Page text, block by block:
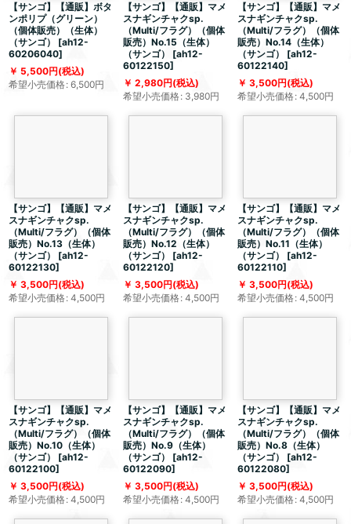
【サンゴ】【通販】ボタ
ンポリプ（グリーン）
（個体販売）（生体）
（サンゴ）
[ah12-
60206040]
5,500円(税込)
希望小売価格: 6,500円
【サンゴ】【通販】マメ
スナギンチャクsp.
（Multi/フラグ）（個体
販売）No.15（生体）
（サンゴ）
[ah12-
60122150]
2,980円(税込)
希望小売価格: 3,980円
【サンゴ】【通販】マメ
スナギンチャクsp.
（Multi/フラグ）（個体
販売）No.14（生体）
（サンゴ）
[ah12-
60122140]
3,500円(税込)
希望小売価格: 4,500円
【サンゴ】【通販】マメ
スナギンチャクsp.
（Multi/フラグ）（個体
販売）No.13（生体）
（サンゴ）
[ah12-
60122130]
3,500円(税込)
希望小売価格: 4,500円
【サンゴ】【通販】マメ
スナギンチャクsp.
（Multi/フラグ）（個体
販売）No.12（生体）
（サンゴ）
[ah12-
60122120]
3,500円(税込)
希望小売価格: 4,500円
【サンゴ】【通販】マメ
スナギンチャクsp.
（Multi/フラグ）（個体
販売）No.11（生体）
（サンゴ）
[ah12-
60122110]
3,500円(税込)
希望小売価格: 4,500円
【サンゴ】【通販】マメ
スナギンチャクsp.
（Multi/フラグ）（個体
販売）No.10（生体）
（サンゴ）
[ah12-
60122100]
3,500円(税込)
希望小売価格: 4,500円
【サンゴ】【通販】マメ
スナギンチャクsp.
（Multi/フラグ）（個体
販売）No.9（生体）
（サンゴ）
[ah12-
60122090]
3,500円(税込)
希望小売価格: 4,500円
【サンゴ】【通販】マメ
スナギンチャクsp.
（Multi/フラグ）（個体
販売）No.8（生体）
（サンゴ）
[ah12-
60122080]
3,500円(税込)
希望小売価格: 4,500円